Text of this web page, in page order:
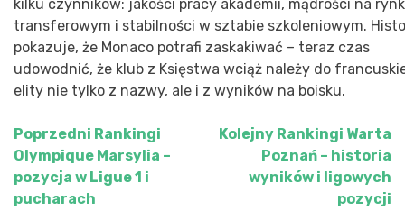
kilku czynników: jakości pracy akademii, mądrości na
transferowym i stabilności w sztabie szkoleniowym.
pokazuje, że Monaco potrafi zaskakiwać – teraz czas
udowodnić, że klub z Księstwa wciąż należy do
elity nie tylko z nazwy, ale i z wyników na boisku.
Nawigacja
wpisu
Poprzedni Rankingi
Olympique Marsylia –
pozycja w Ligue 1 i
pucharach
Kolejny Rankingi Warta
Poznań – historia
wyników i ligowych
pozycji